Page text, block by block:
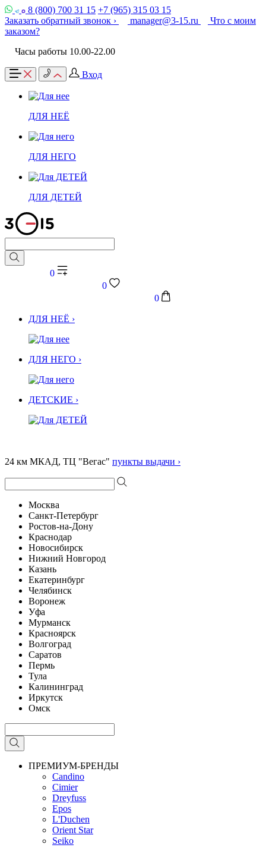
8 (800) 700 31 15 +7 (965) 315 03 15
Заказать обратный звонок ›
manager@3-15.ru
Что с моим
заказом?
Часы работы 10.00-22.00
Вход
ДЛЯ НЕЁ
ДЛЯ НЕГО
ДЛЯ ДЕТЕЙ
0
0
0
ДЛЯ НЕЁ ›
ДЛЯ НЕГО ›
ДЕТСКИЕ ›
24 км МКАД, ТЦ "Вегас" пункты выдачи ›
Москва
Санкт-Петербург
Ростов-на-Дону
Краснодар
Новосибирск
Нижний Новгород
Казань
Екатеринбург
Челябинск
Воронеж
Уфа
Мурманск
Красноярск
Волгоград
Саратов
Пермь
Тула
Калининград
Иркутск
Омск
ПРЕМИУМ-БРЕНДЫ
Candino
Cimier
Dreyfuss
Epos
L'Duchen
Orient Star
Seiko